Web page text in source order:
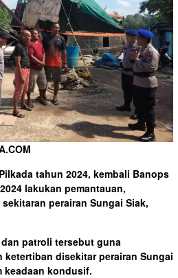
tahun 2024, kembali Banops
lakukan pemantauan,
perairan Sungai Siak,
patroli tersebut guna
ketertiban disekitar perairan Sungai
keadaan kondusif.